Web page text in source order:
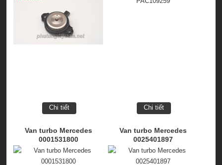
Chi tiết Chi tiết
Van turbo Mercedes
0001531800
Van turbo Mercedes
0025401897